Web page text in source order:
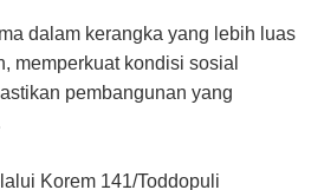
dalam kerangka yang lebih luas
memperkuat kondisi sosial
pembangunan yang
Korem 141/Toddopuli